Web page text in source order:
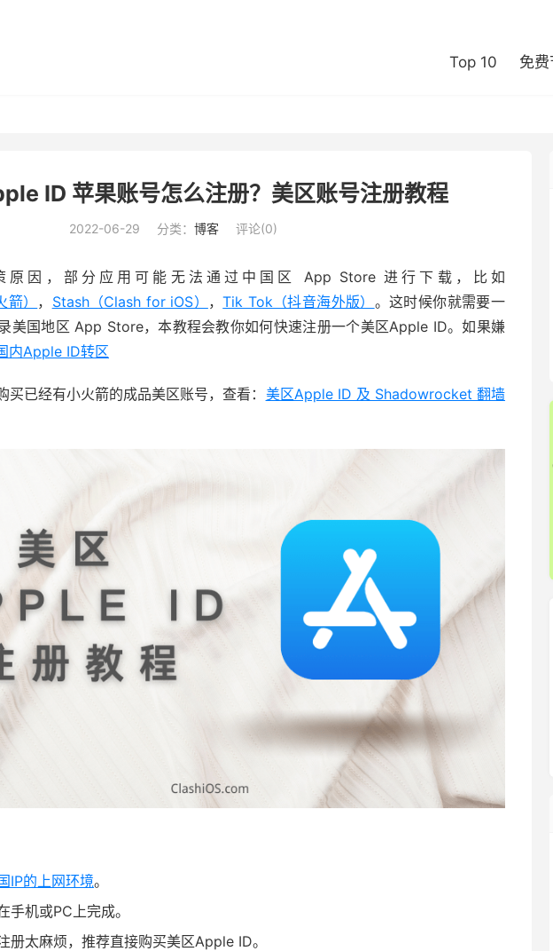
Top 10 免
ID 苹果账号怎么注册？美区账号注册教程
2022-06-29 分类： 博客 评论(0)
原因，部分应用可能无法通过中国区 App Store 进行下载，比如
） ， Stash（Clash for iOS） ，Tik Tok（抖音海外版） 。这时候你就需要一
美国地区 App Store，本教程会教你如何快速注册一个美区Apple ID。如果嫌
内Apple ID转区
买已经有小火箭的成品美区账号，查看： 美区Apple ID 及 Shadowrocket 翻墙
IP的上网环境。
手机或PC上完成。
册太麻烦，推荐直接购买美区Apple ID。